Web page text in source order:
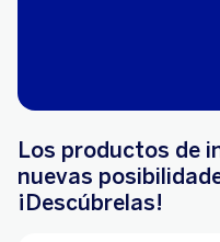
Los productos de
nuevas
¡Descúbrelas!